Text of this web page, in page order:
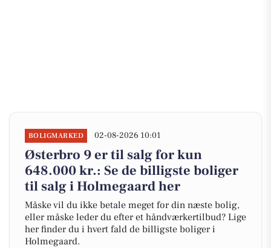
BOLIGMARKED 02-08-2026 10:01
Østerbro 9 er til salg for kun
648.000 kr.: Se de billigste boliger
til salg i Holmegaard her
Måske vil du ikke betale meget for din næste bolig,
eller måske leder du efter et håndværkertilbud? Lige
her finder du i hvert fald de billigste boliger i
Holmegaard.